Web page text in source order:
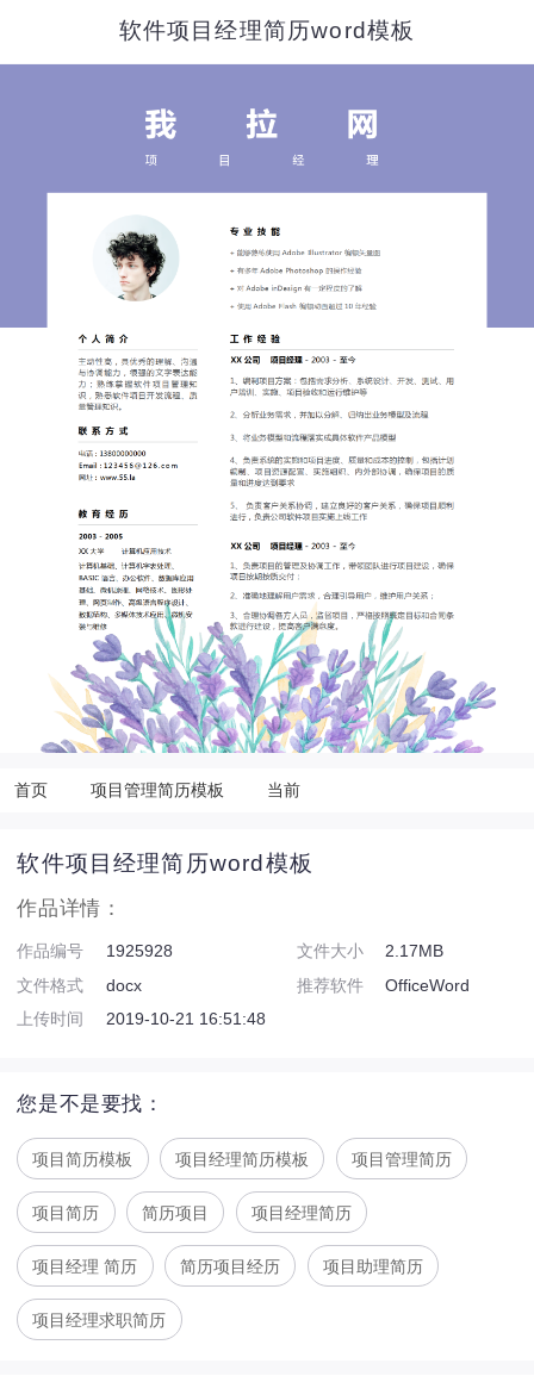
软件项目经理简历word模板
首页 项目管理简历模板 当前
软件项目经理简历word模板
作品详情：
作品编号 1925928 文件大小
2.17MB
文件格式
docx 推荐软件
OfficeWord
上传时间
2019-10-21 16:51:48
您是不是要找：
项目简历模板 项目经理简历模板 项目管理简历
项目简历 简历项目 项目经理简历
项目经理 简历 简历项目经历 项目助理简历
项目经理求职简历